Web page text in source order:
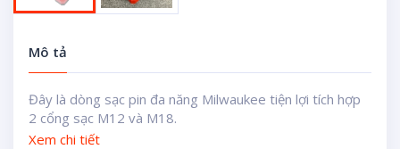
Mô tả
Đây là dòng sạc pin đa năng Milwaukee tiện lợi tích hợp
2 cổng sạc M12 và M18.
Xem chi tiết